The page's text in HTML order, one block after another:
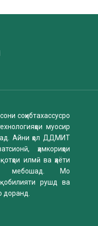
соҳибтахассусро
муосир
Айни ҳол ДДМИТ
ҳамкориҳои
илмӣ ва ҳаёти
мебошад. Мо
рушд ва
доранд.